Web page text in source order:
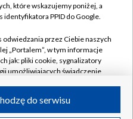
które wskazujemy poniżej, a
identyfikatora PPID do Google.
przez Ciebie naszych
„Portalem”, w tym informacje
jak: pliki cookie, sygnalizatory
umożliwiających świadczenie
do serwisu